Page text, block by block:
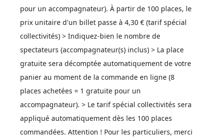
pour un accompagnateur). À partir de 100 places, le
prix unitaire d'un billet passe à 4,30 € (tarif spécial
collectivités) > Indiquez-bien le nombre de
spectateurs (accompagnateur(s) inclus) > La place
gratuite sera décomptée automatiquement de votre
panier au moment de la commande en ligne (8
places achetées = 1 gratuite pour un
accompagnateur). > Le tarif spécial collectivités sera
appliqué automatiquement dès les 100 places
commandées. Attention ! Pour les particuliers, merci